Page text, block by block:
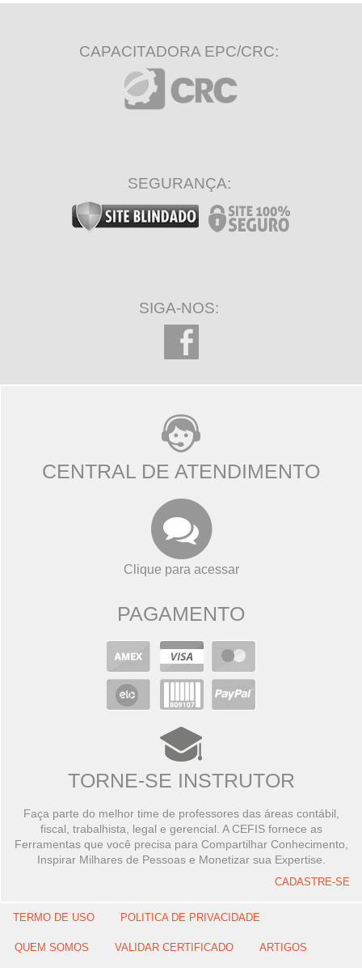
CAPACITADORA EPC/CRC:
SEGURANÇA:
SIGA-NOS:
CENTRAL DE ATENDIMENTO
Clique para acessar
PAGAMENTO
TORNE-SE INSTRUTOR
Faça parte do melhor time de professores das áreas contábil,
fiscal, trabalhista, legal e gerencial. A CEFIS fornece as
Ferramentas que você precisa para Compartilhar Conhecimento,
Inspirar Milhares de Pessoas e Monetizar sua Expertise.
CADASTRE-SE
TERMO DE USO POLITICA DE PRIVACIDADE
QUEM SOMOS VALIDAR CERTIFICADO ARTIGOS